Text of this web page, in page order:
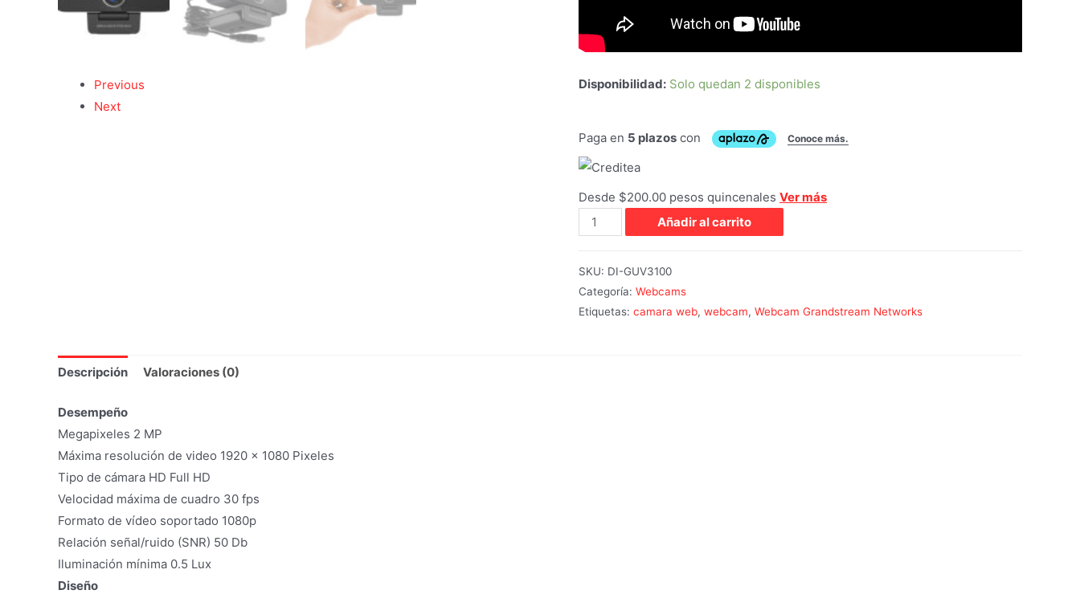
Previous
Next
Disponibilidad: Solo quedan 2 disponibles
Desde $200.00 pesos quincenales Ver más
Añadir al carrito
SKU: DI-GUV3100
Categoría: Webcams
Etiquetas: camara web, webcam, Webcam Grandstream Networks
Descripción Valoraciones (0)
Desempeño
Megapixeles 2 MP
Máxima resolución de video 1920 x 1080 Pixeles
Tipo de cámara HD Full HD
Velocidad máxima de cuadro 30 fps
Formato de vídeo soportado 1080p
Relación señal/ruido (SNR) 50 Db
Iluminación mínima 0.5 Lux
Diseño